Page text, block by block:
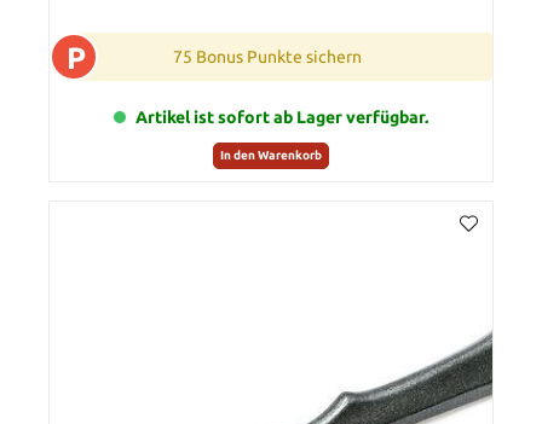
P 75 Bonus Punkte sichern
Artikel ist sofort ab Lager verfügbar.
In den Warenkorb